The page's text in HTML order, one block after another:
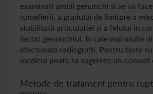
examinati ambii genunchi si se va
tumefierii, a gradului de limitare a
stabilitatii articulatiei si a felului in
fectat genunchiul. In cale mai multe
efectueaza radiografii. Pentru teste
medicul poate sa sugereze un
Metode de tratament pentru